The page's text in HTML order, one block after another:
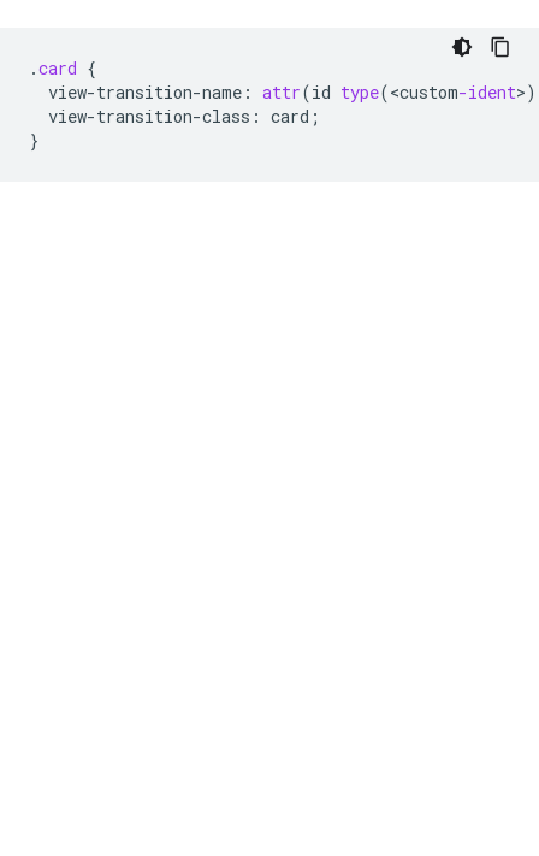
.card {
view-transition-name : attr(id type(<custom-ident>
view-transition-class : card ;
}